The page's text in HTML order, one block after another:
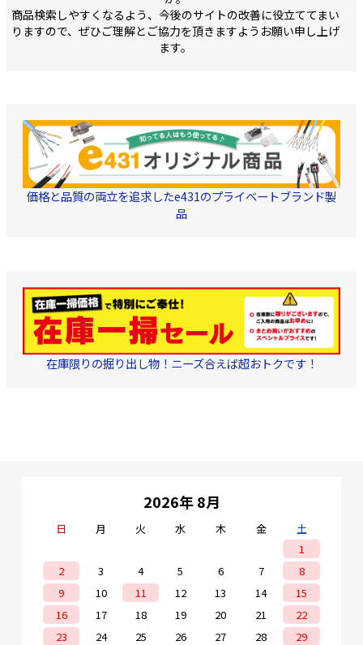
商品検索しやすくなるよう、今後のサイトの改善に役立ててまい
りますので、ぜひご理解とご協力を頂きますようお願い申し上げ
ます。
価格と品質の両立を追求したe431のプライベートブランド製
品
在庫限りの掘り出し物！ニーズ合えば超おトクです！
2026年 8月
日 月 火 水 木 金
土
1
2
3 4 5 6 7
8
9
10 11 12 13 14
15
16
17 18 19 20 21
22
23
24 25 26 27 28
29